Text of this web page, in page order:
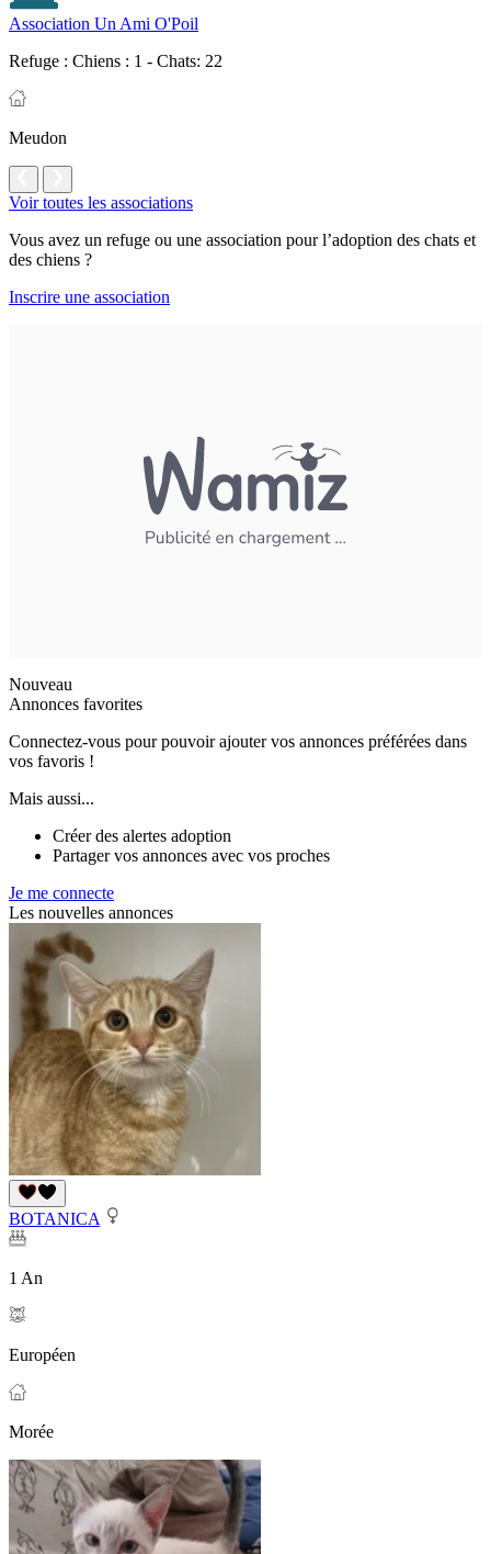
Association Un Ami O'Poil
Refuge : Chiens : 1 - Chats: 22
Meudon
Voir toutes les associations
Vous avez un refuge ou une association pour l’adoption des chats et
des chiens ?
Inscrire une association
Nouveau
Annonces favorites
Connectez-vous pour pouvoir ajouter vos annonces préférées dans
vos favoris !
Mais aussi...
Créer des alertes adoption
Partager vos annonces avec vos proches
Je me connecte
Les nouvelles annonces
BOTANICA
1 An
Européen
Morée